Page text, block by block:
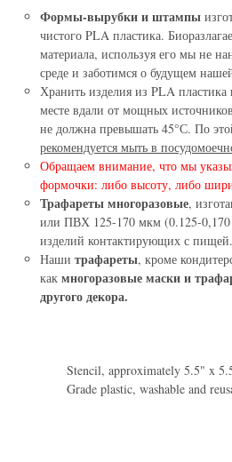
Формы-вырубки и штампы
чистого PLA пластика.
материала, используя его мы не
среде и заботимся о будущем
Хранить изделия из PLA
месте вдали от мощных
не должна превышать 45°С. По
рекомендуется мыть в
Обращаем внимание, что мы
формочки: либо высоту, либо
Трафареты многоразовые,
или ПВХ 125-170 мкм (0.125-
изделий контактирующих с пищей.
Наши трафареты, кроме
как многоразовые маски и
другого декора.
Stencil, approximately 5.5" x
Grade plastic, washable and